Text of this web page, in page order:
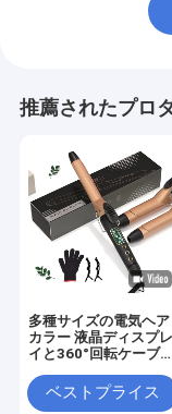
推薦されたプロ
多種サイズの電気ヘア
カラー 液晶ディスプレ
イと360°回転ケーブル
ベストプライス